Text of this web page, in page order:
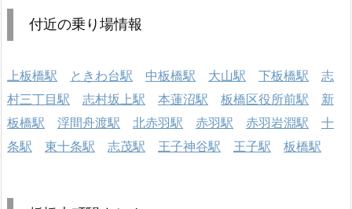
付近の乗り場情報
上板橋駅 ときわ台駅 中板橋駅 大山駅 下板橋駅
志
村三丁目駅
志村坂上駅 本蓮沼駅 板橋区役所前駅
新
板橋駅
浮間舟渡駅 北赤羽駅 赤羽駅 赤羽岩淵駅
十
条駅
東十条駅 志茂駅 王子神谷駅 王子駅 板橋駅